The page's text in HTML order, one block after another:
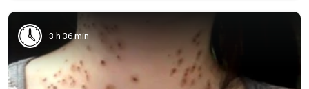
3 h 36 min